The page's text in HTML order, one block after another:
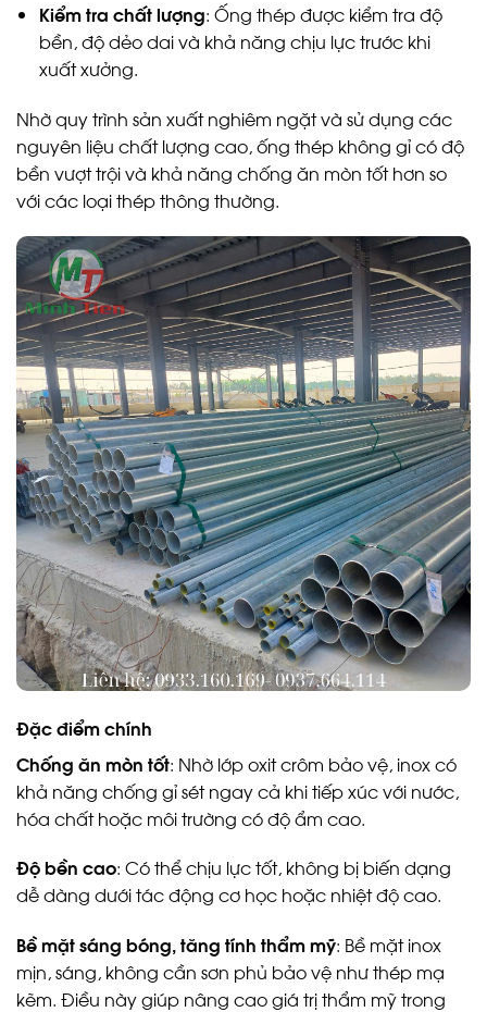
Kiểm tra chất lượng: Ống thép được kiểm tra độ
bền, độ dẻo dai và khả năng chịu lực trước khi
xuất xưởng.
Nhờ quy trình sản xuất nghiêm ngặt và sử dụng các
nguyên liệu chất lượng cao, ống thép không gỉ có độ
bền vượt trội và khả năng chống ăn mòn tốt hơn so
với các loại thép thông thường.
Đặc điểm chính
Chống ăn mòn tốt: Nhờ lớp oxit crôm bảo vệ, inox có
khả năng chống gỉ sét ngay cả khi tiếp xúc với nước,
hóa chất hoặc môi trường có độ ẩm cao.
Độ bền cao: Có thể chịu lực tốt, không bị biến dạng
dễ dàng dưới tác động cơ học hoặc nhiệt độ cao.
Bề mặt sáng bóng, tăng tính thẩm mỹ: Bề mặt inox
mịn, sáng, không cần sơn phủ bảo vệ như thép mạ
kẽm. Điều này giúp nâng cao giá trị thẩm mỹ trong